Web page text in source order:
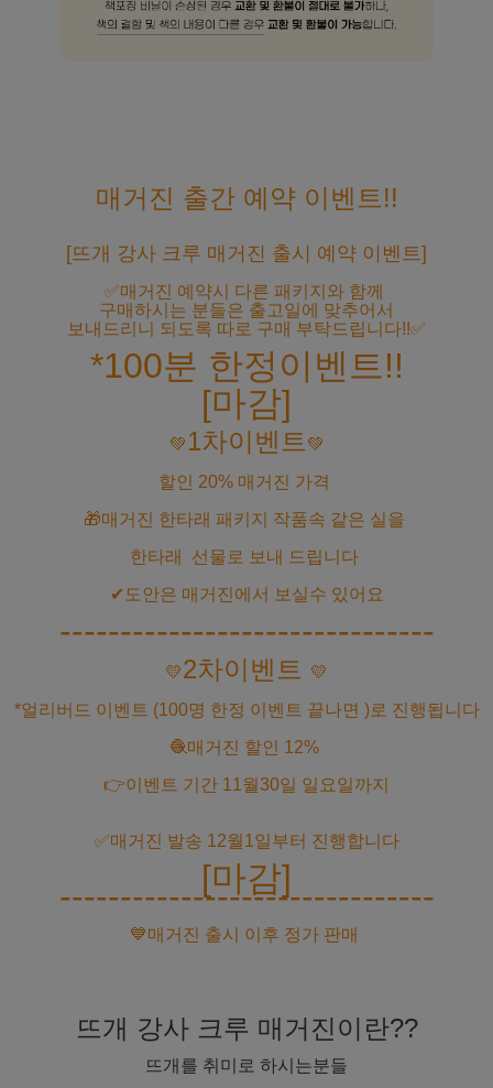
매거진 출간 예약 이벤트!!
[뜨개 강사 크루 매거진 출시 예약 이벤트]
✅매거진 예약시 다른 패키지와 함께
구매하시는 분들은 출고일에 맞추어서
보내드리니 되도록 따로 구매 부탁드립니다!!✅
*100분 한정이벤트!!
[마감]
💚 1차이벤트💚
할인 20% 매거진 가격
🎁매거진 한타래 패키지 작품속 같은 실을
한타래 선물로 보내 드립니다
✔도안은 매거진에서 보실수 있어요
-------------------------------
💛2차이벤트 💛
*얼리버드 이벤트 (100명 한정 이벤트 끝나면 )로 진행됩니다
🧶매거진 할인 12%
👉이벤트 기간 11월30일 일요일까지
✅매거진 발송 12월1일부터 진행합니다
[마감]
-------------------------------
💙매거진 출시 이후 정가 판매
뜨개 강사 크루 매거진이란??
뜨개를 취미로 하시는분들